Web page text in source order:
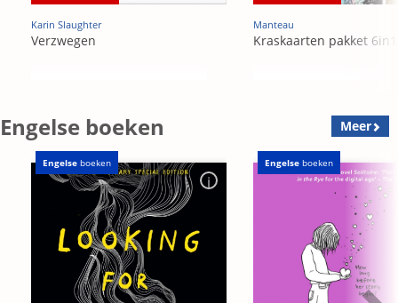
Karin Slaughter
Verzwegen
Manteau
Kraskaarten pakket 6in1
Engelse boeken Meer
Engelse boeken Engelse boeken